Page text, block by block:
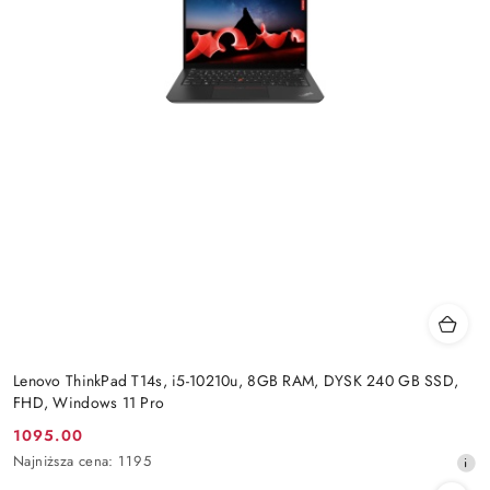
Lenovo ThinkPad T14s, i5-10210u, 8GB RAM, DYSK 240 GB SSD,
FHD, Windows 11 Pro
Cena
promocyjna:
1095.00
Najniższa
Najniższa cena: 1195